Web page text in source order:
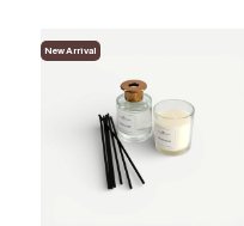
New Arrival